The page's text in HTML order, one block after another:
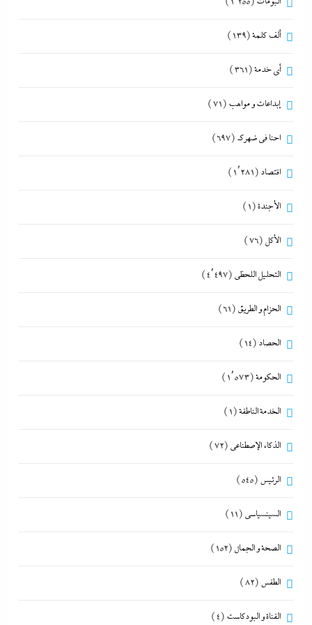
ألف كلمة(139)
أي خدمة(361)
إبداعات و مواهب (71)
احنا في ضهرك (697)
اقتصاد (1٬281)
الأجندة(1)
الأكل (76)
التحليل اللحظي (4٬497)
الحزام و الطريق (61)
الحصاد (14)
الحكومة(1٬573)
الخدمة الناطقة(1)
الذكاء الإصطناعي (72)
الرئيس (545)
السينسياسي (11)
الصحة و الجمال (152)
الطقس (82)
القناة و البودكاست (4)